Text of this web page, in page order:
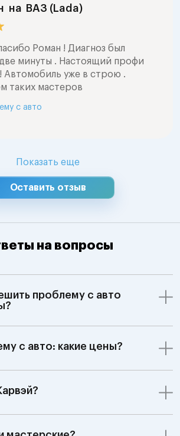
на ВАЗ (Lada)
Роман ! Диагноз был
минуты . Настоящий профи
Автомобиль уже в строю .
таких мастеров
с авто
Показать еще
Оставить отзыв
на вопросы
проблему с авто
с авто: какие цены?